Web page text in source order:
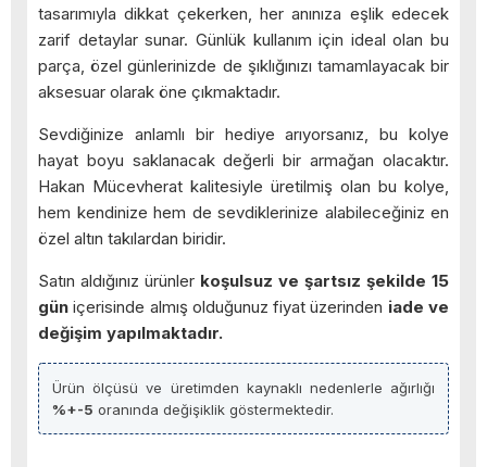
tasarımıyla dikkat çekerken, her anınıza eşlik edecek
zarif detaylar sunar. Günlük kullanım için ideal olan bu
parça, özel günlerinizde de şıklığınızı tamamlayacak bir
aksesuar olarak öne çıkmaktadır.
Sevdiğinize anlamlı bir hediye arıyorsanız, bu kolye
hayat boyu saklanacak değerli bir armağan olacaktır.
Hakan Mücevherat kalitesiyle üretilmiş olan bu kolye,
hem kendinize hem de sevdiklerinize alabileceğiniz en
özel altın takılardan biridir.
Satın aldığınız ürünler koşulsuz ve şartsız şekilde 15
gün içerisinde almış olduğunuz fiyat üzerinden iade ve
değişim yapılmaktadır.
Ürün ölçüsü ve üretimden kaynaklı nedenlerle ağırlığı
%+-5 oranında değişiklik göstermektedir.